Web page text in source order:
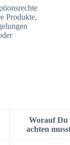
Produkte,
Worauf Du
achten